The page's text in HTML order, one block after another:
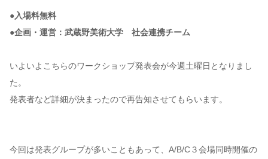
●入場料無料
●企画・運営：武蔵野美術大学 社会連携チーム
いよいよこちらのワークショップ発表会が今週土曜日となりまし
た。
発表者など詳細が決まったので再告知させてもらいます。
今回は発表グループが多いこともあって、A/B/C３会場同時開催の